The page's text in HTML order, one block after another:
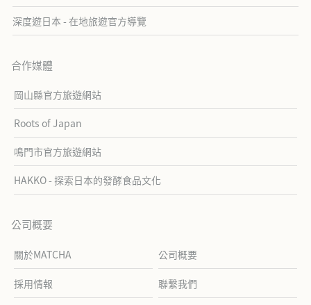
深度遊日本 - 在地旅遊官方導覽
合作媒體
岡山縣官方旅遊網站
Roots of Japan
鳴門市官方旅遊網站
HAKKO - 探索日本的發酵食品文化
公司概要
關於MATCHA 公司概要
採用情報 聯繫我們